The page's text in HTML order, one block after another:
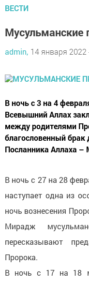
ВЕСТИ
Мусульманские
admin, 14 января 2022
В ночь с 3 на 4
Всевышний Аллах
между родителями
благословенный брак
Посланника Аллаха
В ночь с 27 на 28
наступает одна из
ночь вознесения
Мирадж
пересказывают
Пророка.
В ночь с 17 на 18